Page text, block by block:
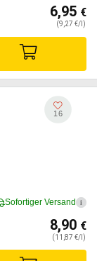
6,95 €
(9,27 €/l)
16
Sofortiger Versand i
8,90 €
(11,87 €/l)